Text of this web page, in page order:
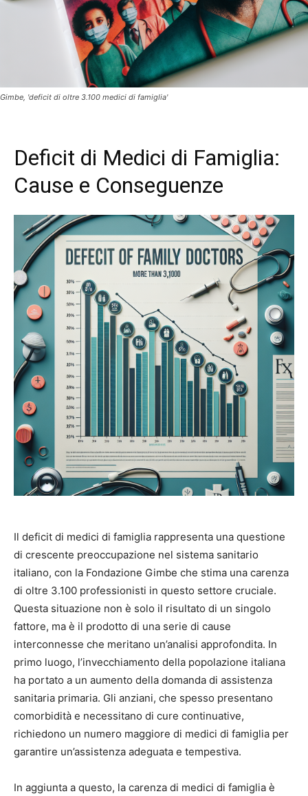
Gimbe, 'deficit di oltre 3.100 medici di famiglia'
Deficit di Medici di Famiglia:
Cause e Conseguenze
Il deficit di medici di famiglia rappresenta una questione
di crescente preoccupazione nel sistema sanitario
italiano, con la Fondazione Gimbe che stima una carenza
di oltre 3.100 professionisti in questo settore cruciale.
Questa situazione non è solo il risultato di un singolo
fattore, ma è il prodotto di una serie di cause
interconnesse che meritano un’analisi approfondita. In
primo luogo, l’invecchiamento della popolazione italiana
ha portato a un aumento della domanda di assistenza
sanitaria primaria. Gli anziani, che spesso presentano
comorbidità e necessitano di cure continuative,
richiedono un numero maggiore di medici di famiglia per
garantire un’assistenza adeguata e tempestiva.
In aggiunta a questo, la carenza di medici di famiglia è